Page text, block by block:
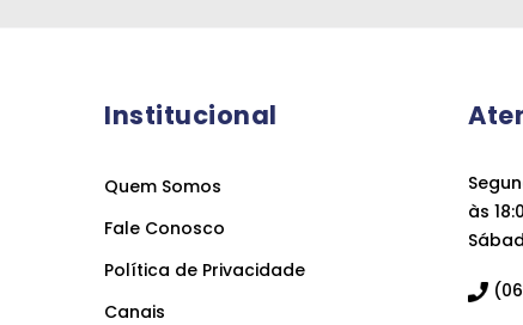
Institucional
Quem Somos
Fale Conosco
Política de Privacidade
Canais
às